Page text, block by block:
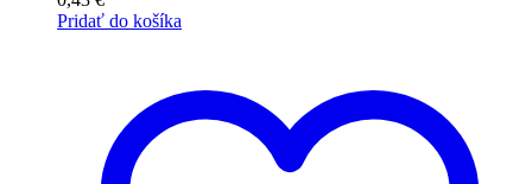
Pridať do košíka